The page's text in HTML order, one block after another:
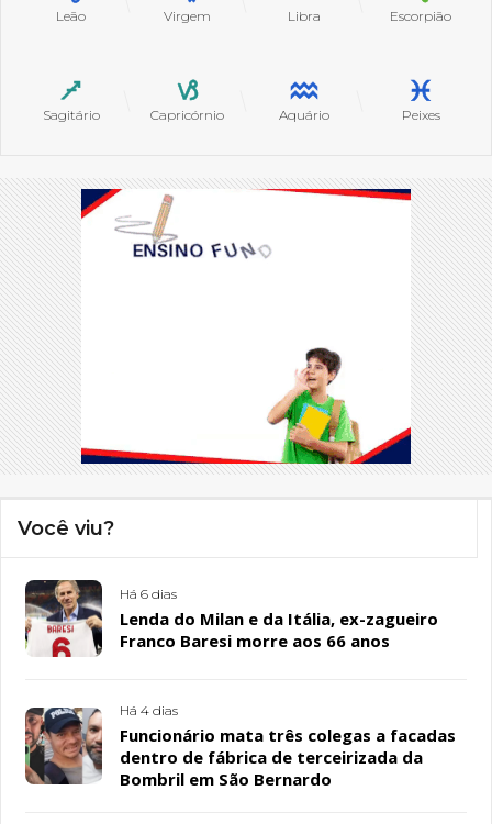
Leão Virgem Libra Escorpião
Sagitário Capricórnio Aquário Peixes
Você viu?
Há 6 dias
Lenda do Milan e da Itália, ex-zagueiro
Franco Baresi morre aos 66 anos
Há 4 dias
Funcionário mata três colegas a facadas
dentro de fábrica de terceirizada da
Bombril em São Bernardo